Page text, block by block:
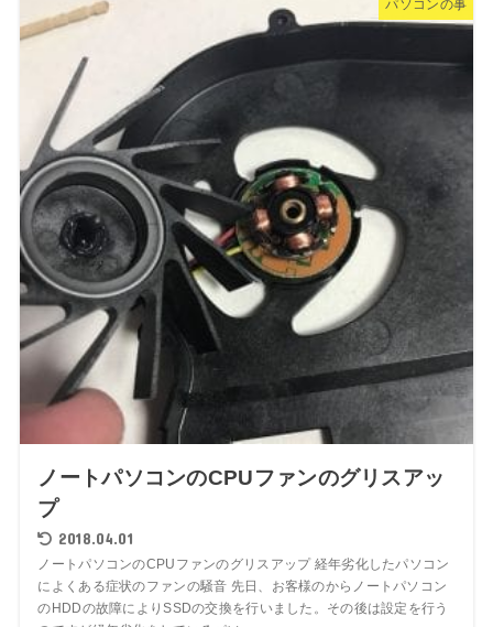
パソコンの事
ノートパソコンのCPUファンのグリスアッ
プ
2018.04.01
ノートパソコンのCPUファンのグリスアップ 経年劣化したパソコン
によくある症状のファンの騒音 先日、お客様のからノートパソコン
のHDDの故障によりSSDの交換を行いました。その後は設定を行う